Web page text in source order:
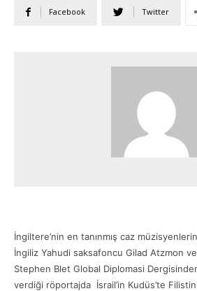
Facebook Twitter
İngiltere’nin en tanınmış caz
İngiliz Yahudi saksafoncu Gilad Atzmon
Stephen Blet Global Diplomasi
verdiği röportajda İsrail’in Kudüs’te